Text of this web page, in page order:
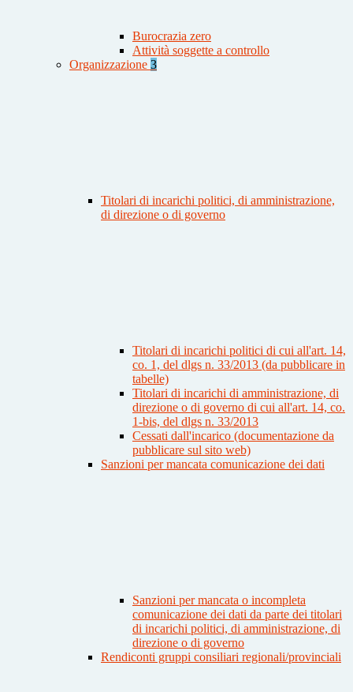
Burocrazia zero
Attività soggette a controllo
Organizzazione 3
Titolari di incarichi politici, di amministrazione,
di direzione o di governo
Titolari di incarichi politici di cui all'art. 14,
co. 1, del dlgs n. 33/2013 (da pubblicare in
tabelle)
Titolari di incarichi di amministrazione, di
direzione o di governo di cui all'art. 14, co.
1-bis, del dlgs n. 33/2013
Cessati dall'incarico (documentazione da
pubblicare sul sito web)
Sanzioni per mancata comunicazione dei dati
Sanzioni per mancata o incompleta
comunicazione dei dati da parte dei titolari
di incarichi politici, di amministrazione, di
direzione o di governo
Rendiconti gruppi consiliari regionali/provinciali